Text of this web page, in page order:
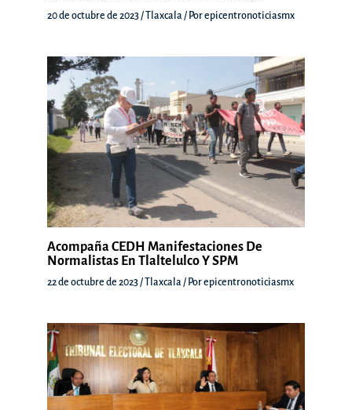
20 de octubre de 2023 /Tlaxcala / Porepicentronoticiasmx
Acompaña CEDH Manifestaciones De
Normalistas En Tlaltelulco Y SPM
22 de octubre de 2023/ Tlaxcala / Porepicentronoticiasmx